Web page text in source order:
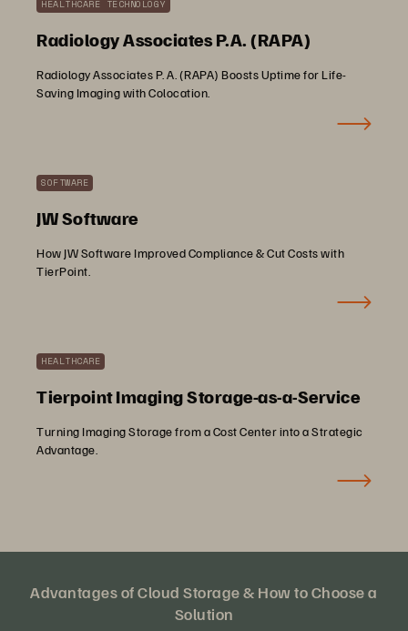
HEALTHCARE TECHNOLOGY
Radiology Associates P.A. (RAPA)
Radiology Associates P. A. (RAPA) Boosts Uptime for Life-
Saving Imaging with Colocation.
SOFTWARE
JW Software
How JW Software Improved Compliance & Cut Costs with
TierPoint.
HEALTHCARE
Tierpoint Imaging Storage-as-a-Service
Turning Imaging Storage from a Cost Center into a Strategic
Advantage.
Advantages of Cloud Storage & How to Choose a
Solution